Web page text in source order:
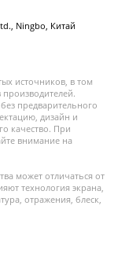
Ningbo, Китай
источников, в том
предварительного
дизайн и
качество. При
внимание на
может отличаться от
технология экрана,
отражения, блеск,